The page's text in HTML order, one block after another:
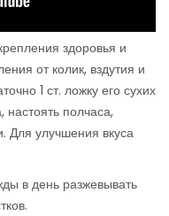
здоровья и
от колик, вздутия и
1 ст. ложку его сухих
настоять полчаса,
Для улучшения вкуса
в день разжевывать